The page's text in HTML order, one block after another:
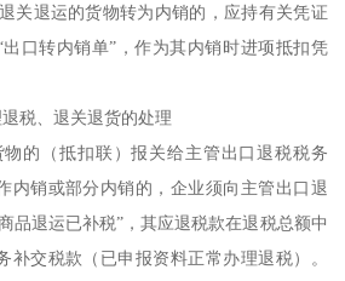
退运的货物转为内销的，应持有关凭证
口转内销单”，作为其内销时进项抵扣凭
税、退关退货的处理
（抵扣联）报关给主管出口退税税务
内销或部分内销的，企业须向主管出口退
品退运已补税”，其应退税款在退税总额中
补交税款（已申报资料正常办理退税）。